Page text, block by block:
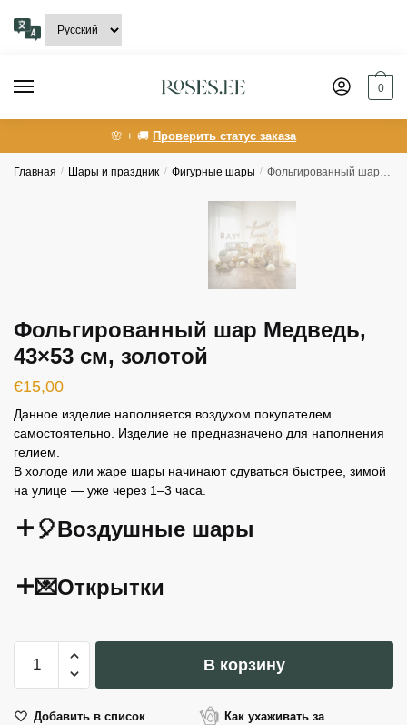
navigation
content
0
🌸 + 🚚 Проверить статус заказа
Главная / Шары и праздник / Фигурные шары / Фольгированный шар Медведь, 43×53 см, золотой
Фольгированный шар Медведь,
43×53 см, золотой
€15,00
Данное изделие наполняется воздухом покупателем
самостоятельно. Изделие не предназначено для наполнения
гелием.
В холоде или жаре шары начинают сдуваться быстрее, зимой
на улице — уже через 1–3 часа.
🎈Воздушные шары
💌Открытки
Количество
товара
шар
В корзину
Добавить в список
Как ухаживать за